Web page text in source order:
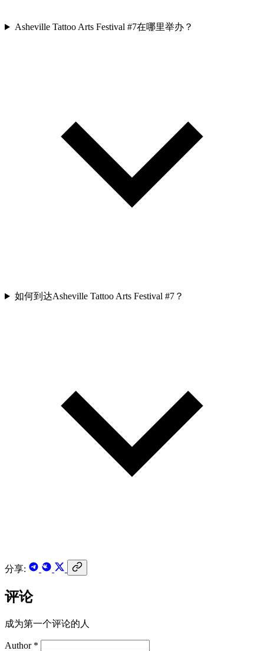
Asheville Tattoo Arts Festival #7在哪里举办？
如何到达Asheville Tattoo Arts Festival #7？
分享:
评论
成为第一个评论的人
Author *